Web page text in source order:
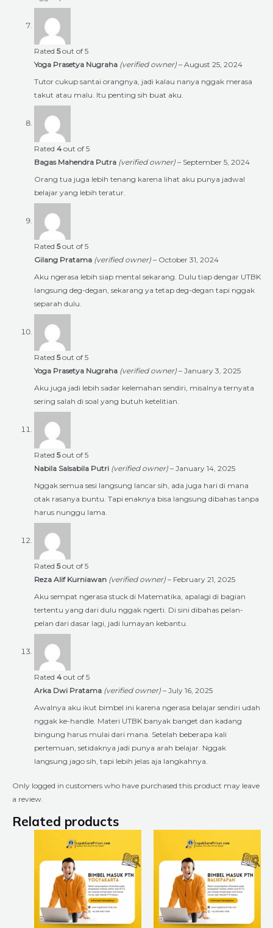
Rated 5out of 5
Yoga Prasetya Nugraha (verified owner) – August 25, 2024
Tutor cukup santai orangnya, jadi kalau nanya nggak merasa
takut atau malu. Itu penting sih buat aku.
Rated 4 out of 5
Bagas Mahendra Putra (verified owner) – September 5, 2024
Orang tua juga lebih tenang karena lihat aku punya jadwal
belajar yang lebih teratur.
Rated 5out of 5
Gilang Pratama (verified owner) – October 31, 2024
Aku ngerasa lebih siap mental sekarang. Dulu tiap dengar UTBK
langsung deg-degan, sekarang ya tetap deg-degan tapi nggak
separah dulu.
Rated 5out of 5
Yoga Prasetya Nugraha (verified owner) – January 3, 2025
Aku juga jadi lebih sadar kelemahan sendiri, misalnya ternyata
sering salah di soal yang butuh ketelitian.
Rated 5out of 5
Nabila Salsabila Putri (verified owner) – January 14, 2025
Nggak semua sesi langsung lancar sih, ada juga hari di mana
otak rasanya buntu. Tapi enaknya bisa langsung dibahas tanpa
harus nunggu lama.
Rated 5out of 5
Reza Alif Kurniawan (verified owner) – February 21, 2025
Aku sempat ngerasa stuck di Matematika, apalagi di bagian
tertentu yang dari dulu nggak ngerti. Di sini dibahas pelan-
pelan dari dasar lagi, jadi lumayan kebantu.
Rated 4 out of 5
Arka Dwi Pratama (verified owner) – July 16, 2025
Awalnya aku ikut bimbel ini karena ngerasa belajar sendiri udah
nggak ke-handle. Materi UTBK banyak banget dan kadang
bingung harus mulai dari mana. Setelah beberapa kali
pertemuan, setidaknya jadi punya arah belajar. Nggak
langsung jago sih, tapi lebih jelas aja langkahnya.
Only logged in customers who have purchased this product may leave
a review.
Related products
through
Rp18.240.000
has
multiple
variants.
The
through
has
multiple
variants.
The